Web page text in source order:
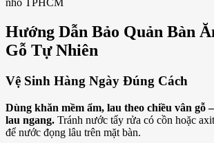
nhỏ TPHCM
Hướng Dẫn Bảo Quản Bàn
Gỗ Tự Nhiên
Vệ Sinh Hàng Ngày Đúng Cách
Dùng khăn mềm ẩm, lau theo chiều vân
lau ngang. Tránh nước tẩy rửa có cồn hoặc
để nước đọng lâu trên mặt bàn.